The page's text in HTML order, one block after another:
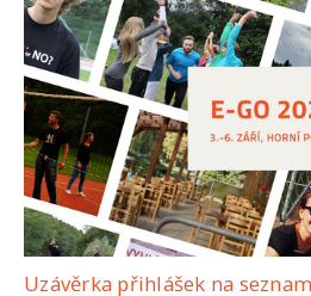
Uzávěrka přihlášek na